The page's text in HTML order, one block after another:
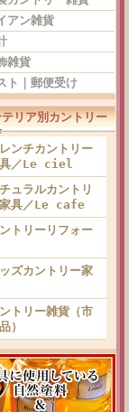
アン雑貨
雑貨
ト｜郵便受け
リア別カントリー
ンチカントリー
／Le ciel
ュラルカントリ
具／Le cafe
トリーリフォー
ズカントリー家
トリー雑貨（市
）